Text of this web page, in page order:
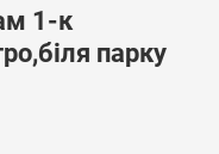
1-к
парку